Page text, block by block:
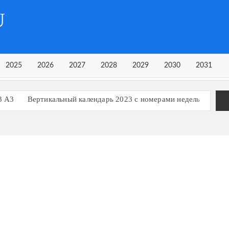
2025 2026 2027 2028 2029 2030 2031
А3
Вертикальный календарь 2023 с номерами недель